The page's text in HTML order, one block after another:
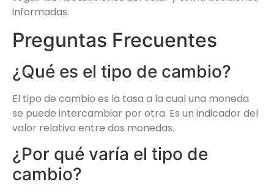
informadas.
Preguntas Frecuentes
¿Qué es el tipo de cambio?
El tipo de cambio es la tasa a la cual una moneda
se puede intercambiar por otra. Es un indicador del
valor relativo entre dos monedas.
¿Por qué varía el tipo de
cambio?